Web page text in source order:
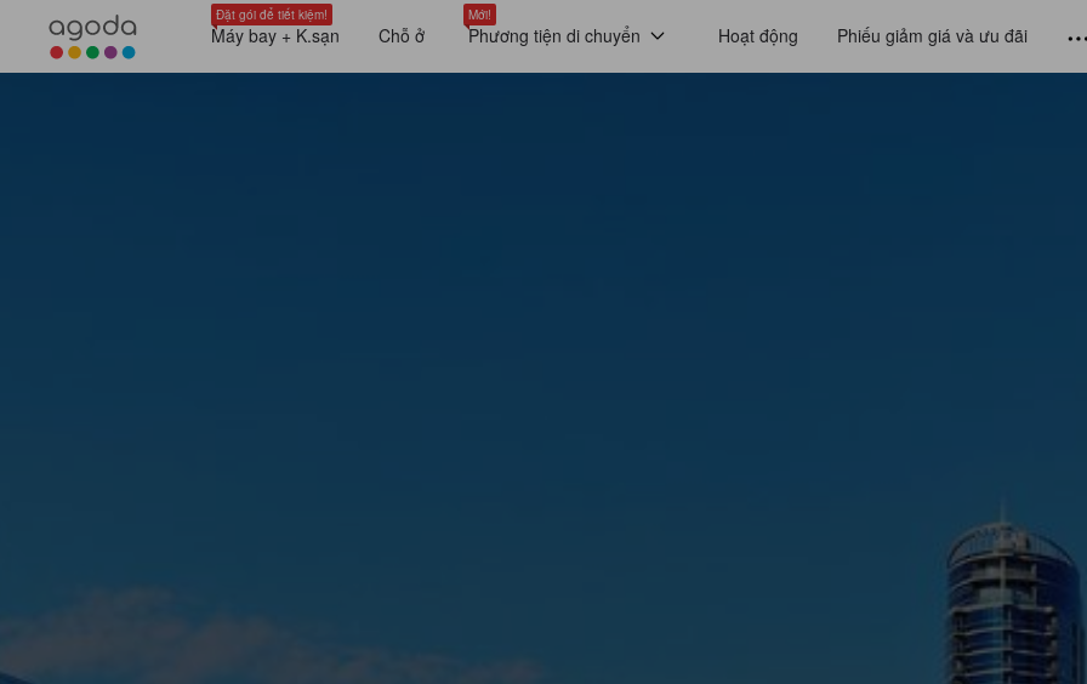
Đặt gói để tiết kiệm!
Máy bay + K.sạn Chỗ ở
Mới!
Phương tiện di chuyển Hoạt động Phiếu giảm giá và ưu đãi